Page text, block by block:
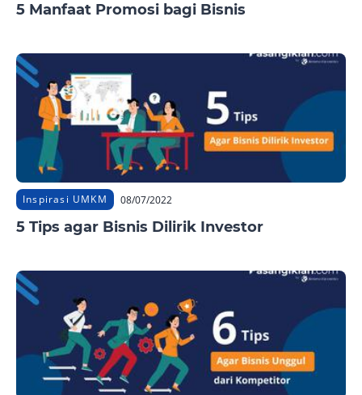
5 Manfaat Promosi bagi Bisnis
Inspirasi UMKM 08/07/2022
5 Tips agar Bisnis Dilirik Investor